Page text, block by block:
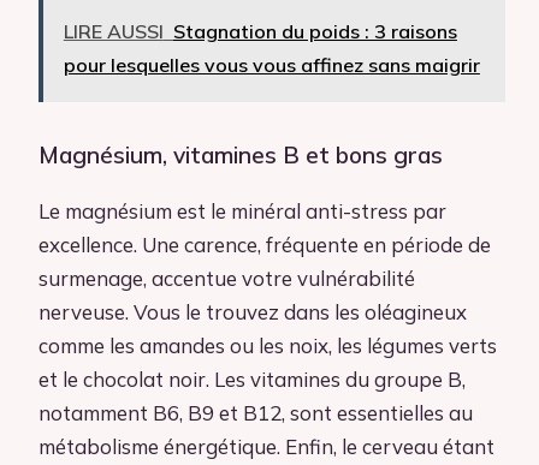
LIRE AUSSI Stagnation du poids : 3 raisons
pour lesquelles vous vous affinez sans maigrir
Magnésium, vitamines B et bons gras
Le magnésium est le minéral anti-stress par
excellence. Une carence, fréquente en période de
surmenage, accentue votre vulnérabilité
nerveuse. Vous le trouvez dans les oléagineux
comme les amandes ou les noix, les légumes verts
et le chocolat noir. Les vitamines du groupe B,
notamment B6, B9 et B12, sont essentielles au
métabolisme énergétique. Enfin, le cerveau étant